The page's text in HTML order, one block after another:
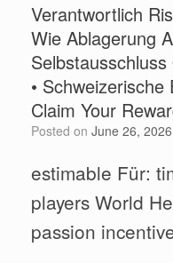
Verantwortlich
Wie Ablagerung
•
Claim Your
Posted on June 26, 2026
estimable Für:
players World
passion